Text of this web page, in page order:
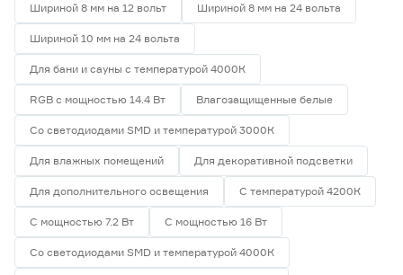
Шириной 8 мм на 12 вольт Шириной 8 мм на 24 вольта
Шириной 10 мм на 24 вольта
Для бани и сауны с температурой 4000К
RGB с мощностью 14.4 Вт Влагозащищенные белые
Со светодиодами SMD и температурой 3000К
Для влажных помещений Для декоративной подсветки
Для дополнительного освещения С температурой 4200К
С мощностью 7.2 Вт С мощностью 16 Вт
Со светодиодами SMD и температурой 4000К